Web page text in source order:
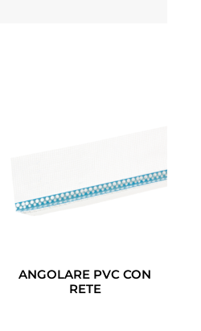
ANGOLARE PVC CON
RETE